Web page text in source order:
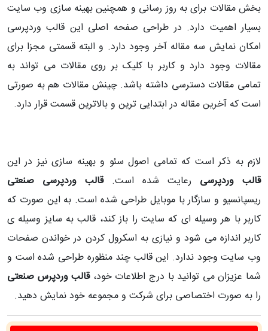
بخش مقالات برای به روز رسانی و همچنین بهینه سازی وب سایت
بسیار اهمیت دارد. در طراحی صفحه اصلی این قالب وردپرسی
امکان نمایش سه مقاله آخر وجود دارد. و البته قسمتی مجزا برای
مقالات وجود دارد و کاربر با کلیک بر روی مقالات می تواند به
تمامی مقالات دسترسی داشته باشد. چینش مقالات هم به صورتی
است که آخرین مقاله در ابتدایی ترین و بالاترین قسمت قرار دارد.
لازم به ذکر است که تمامی اصول سئو و بهینه سازی نیز در این
قالب وردپرسی رعایت شده است.قالب وردپرسی صنعتی
ریسپانسیو و سازگار با موبایل طراحی شده است. به این صورت که
کاربر با هر وسیله ای که سایت را باز کند، قالب به سایز وسیله ی
کاربر اندازه می شود و نیازی به اسکرول کردن در خواندن صفحات
وب سایت وجود ندارد. این قالب چند منظوره طراحی شده است و
شما عزیزان می توانید با درج اطلاعات خود،قالب وردپرس صنعتی
را به صورت اختصاصی برای شرکت و مجموعه خود نمایش دهید.